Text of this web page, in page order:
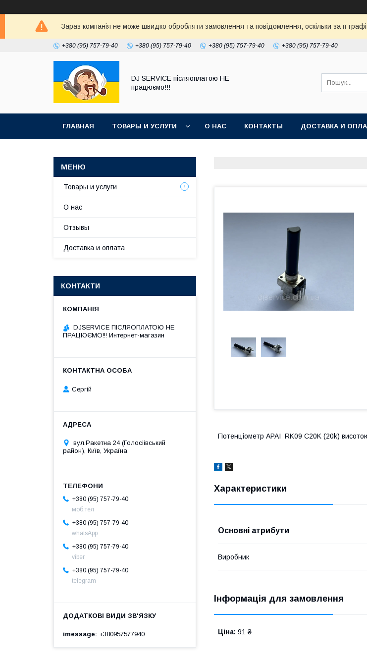
Зараз компанія не може швидко обробляти замовлення та повідомлення, оскільки за її
+380 (95) 757-79-40 +380 (95) 757-79-40 +380 (95) 757-79-40 +380 (95) 757-79-40
DJ SERVICE пiсляоплатою НЕ
працюємо!!!
ГЛАВНАЯ ТОВАРЫ И УСЛУГИ О НАС КОНТАКТЫ ДОСТАВКА И
Потенціометр APAI RK09 C20K (20k)
Характеристики
Основні атрибути
Виробник
Інформація для замовлення
Ціна: 91 ₴
Товары и услуги
О нас
Отзывы
Доставка и оплата
КОНТАКТИ
DJSERVICE ПІСЛЯОПЛАТОЮ НЕ
ПРАЦЮЄМО!!! Интернет-магазин
Сергій
вул.Ракетна 24 (Голосіівський
район), Київ, Україна
+380 (95) 757-79-40
моб.тел
+380 (95) 757-79-40
whatsApp
+380 (95) 757-79-40
viber
+380 (95) 757-79-40
telegram
imessage +380957577940